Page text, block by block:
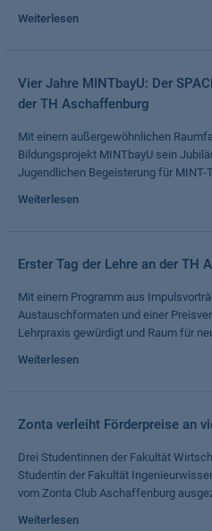
Weiterlesen
Vier Jahre MINTbayU: Der
der TH Aschaffenburg
Mit einem außergewöhnlichen
Bildungsprojekt MINTbayU sein
Jugendlichen Begeisterung für MINT-
Weiterlesen
Erster Tag der Lehre an der TH
Mit einem Programm aus
Austauschformaten und einer
Lehrpraxis gewürdigt und Raum für
Weiterlesen
Zonta verleiht Förderpreise an
Drei Studentinnen der Fakultät
Studentin der Fakultät
vom Zonta Club Aschaffenburg
Weiterlesen